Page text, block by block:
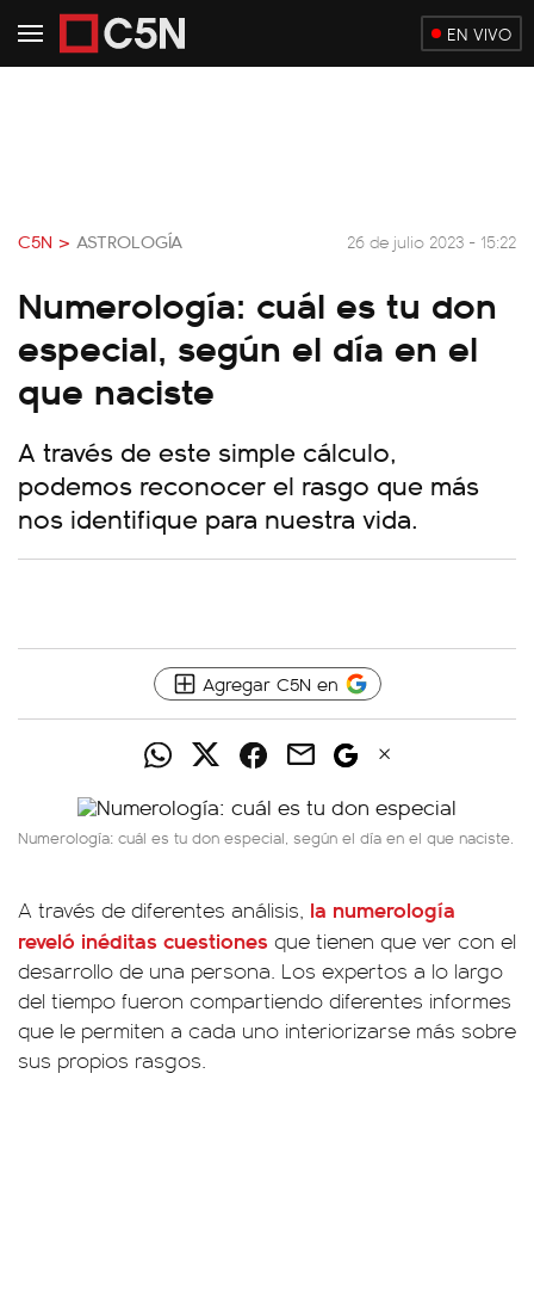
EN VIVO
C5N > ASTROLOGÍA 26 de julio 2023 - 15:22
Numerología: cuál es tu don
especial, según el día en el
que naciste
A través de este simple cálculo,
podemos reconocer el rasgo que más
nos identifique para nuestra vida.
Agregar C5N en
Numerología: cuál es tu don especial, según el día en el que naciste.
A través de diferentes análisis, la numerología
reveló inéditas cuestiones que tienen que ver con el
desarrollo de una persona. Los expertos a lo largo
del tiempo fueron compartiendo diferentes informes
que le permiten a cada uno interiorizarse más sobre
sus propios rasgos.